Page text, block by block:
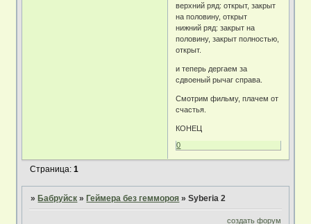
верхний ряд: открыт, закрыт
на половину, открыт
нижний ряд: закрыт на
половину, закрыт полностью,
открыт.
и теперь дергаем за
сдвоеный рычаг справа.
Смотрим фильму, плачем от
счастья.
КОНЕЦ
0
Страница:1
» Бабруйск » Геймера без геммороя »Syberia 2
создать форум